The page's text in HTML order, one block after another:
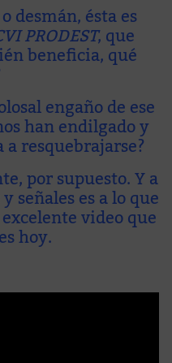
desmán, ésta es
PRODEST, que
beneficia, qué
engaño de ese
han endilgado y
resquebrajarse?
por supuesto. Y a
señales es a lo que
video que
hoy.